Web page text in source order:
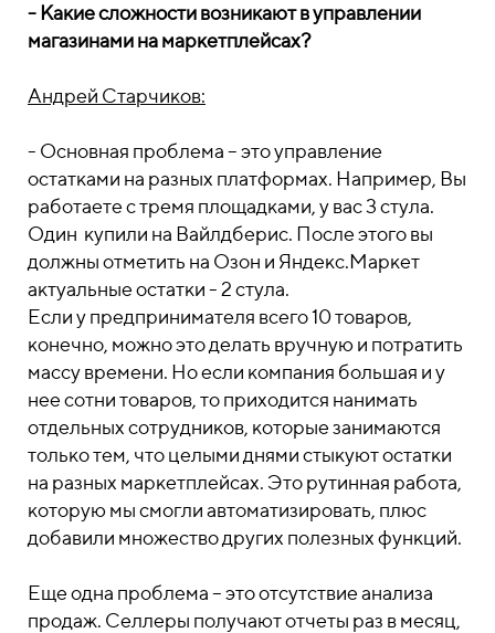
- Какие сложности возникают в управлении
магазинами на маркетплейсах?
Андрей Старчиков:
- Основная проблема – это управление
остатками на разных платформах. Например, Вы
работаете с тремя площадками, у вас 3 стула.
Один купили на Вайлдберис. После этого вы
должны отметить на Озон и Яндекс.Маркет
актуальные остатки - 2 стула.
Если у предпринимателя всего 10 товаров,
конечно, можно это делать вручную и потратить
массу времени. Но если компания большая и у
нее сотни товаров, то приходится нанимать
отдельных сотрудников, которые занимаются
только тем, что целыми днями стыкуют остатки
на разных маркетплейсах. Это рутинная работа,
которую мы смогли автоматизировать, плюс
добавили множество других полезных функций.
Еще одна проблема – это отсутствие анализа
продаж. Селлеры получают отчеты раз в месяц,